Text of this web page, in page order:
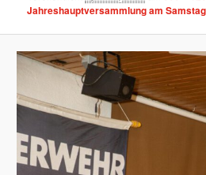
Jahreshauptversammlung am